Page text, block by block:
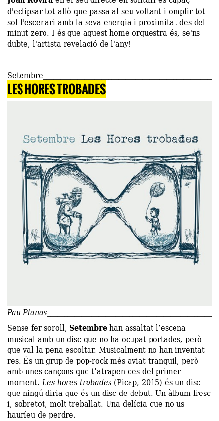
d'eclipsar tot allò que passa al seu voltant i omplir tot
sol l'escenari amb la seva energia i proximitat des del
minut zero. I és que aquest home orquestra és, se'ns
dubte, l'artista revelació de l'any!
Setembre
LES HORES TROBADES
Pau Planas
Sense fer soroll, Setembrehan assaltat l’escena
musical amb un disc que no ha ocupat portades, però
que val la pena escoltar. Musicalment no han inventat
res. És un grup de pop-rock més aviat tranquil, però
amb unes cançons que t’atrapen des del primer
moment.Les hores trobades (Picap, 2015) és un disc
que ningú diria que és un disc de debut. Un àlbum fresc
i, sobretot, molt treballat. Una delícia que no us
hauríeu de perdre.